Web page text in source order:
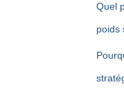
Quel
poids